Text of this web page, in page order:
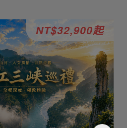
NT$32,900起